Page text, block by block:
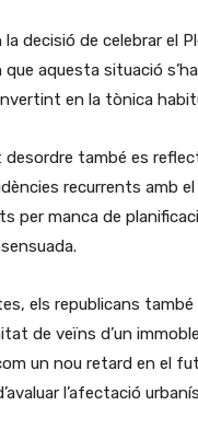
la decisió de celebrar el
aquesta situació
en la tònica
desordre també es
recurrents amb
per manca de
els republicans
de veïns d’un
un nou retard en el
l’afectació